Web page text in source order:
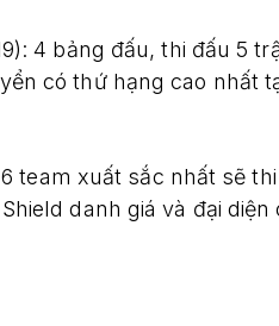
4 bảng đấu, thi đấu 5
có thứ hạng cao nhất
team xuất sắc nhất sẽ
danh giá và đại diện